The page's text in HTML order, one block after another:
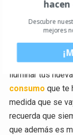
#10
renovables, de
muchísimas de
Gracias a esta
iluminar tus
consumo que te
medida que se
recuerda que
que además es
Descubre
mejores